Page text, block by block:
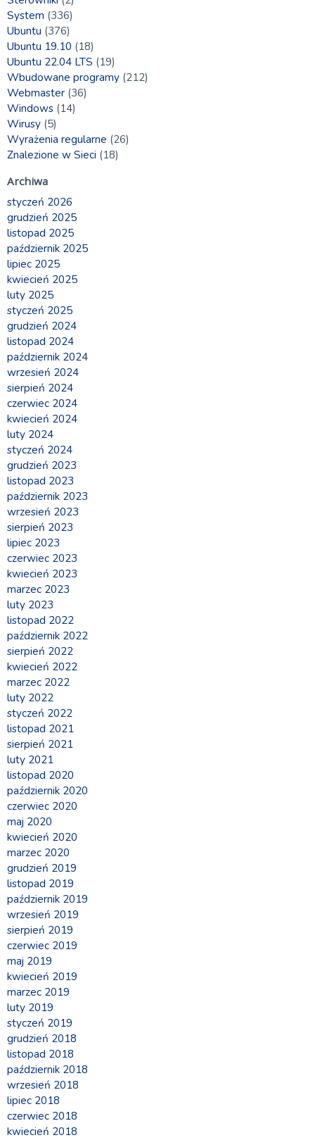
System (336)
Ubuntu (376)
Ubuntu 19.10 (18)
Ubuntu 22.04 LTS (19)
Wbudowane programy (212)
Webmaster (36)
Windows (14)
Wirusy (5)
Wyrażenia regularne (26)
Znalezione w Sieci (18)
Archiwa
styczeń 2026
grudzień 2025
listopad 2025
październik 2025
lipiec 2025
kwiecień 2025
luty 2025
styczeń 2025
grudzień 2024
listopad 2024
październik 2024
wrzesień 2024
sierpień 2024
czerwiec 2024
kwiecień 2024
luty 2024
styczeń 2024
grudzień 2023
listopad 2023
październik 2023
wrzesień 2023
sierpień 2023
lipiec 2023
czerwiec 2023
kwiecień 2023
marzec 2023
luty 2023
listopad 2022
październik 2022
sierpień 2022
kwiecień 2022
marzec 2022
luty 2022
styczeń 2022
listopad 2021
sierpień 2021
luty 2021
listopad 2020
październik 2020
czerwiec 2020
maj 2020
kwiecień 2020
marzec 2020
grudzień 2019
listopad 2019
październik 2019
wrzesień 2019
sierpień 2019
czerwiec 2019
maj 2019
kwiecień 2019
marzec 2019
luty 2019
styczeń 2019
grudzień 2018
listopad 2018
październik 2018
wrzesień 2018
lipiec 2018
czerwiec 2018
kwiecień 2018